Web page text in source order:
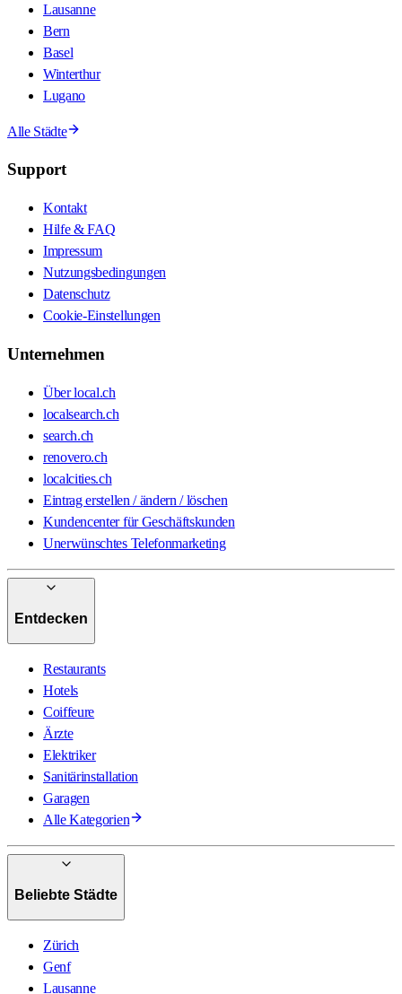
Lausanne
Bern
Basel
Winterthur
Lugano
Alle Städte
Support
Kontakt
Hilfe & FAQ
Impressum
Nutzungsbedingungen
Datenschutz
Cookie-Einstellungen
Unternehmen
Über local.ch
localsearch.ch
search.ch
renovero.ch
localcities.ch
Eintrag erstellen / ändern / löschen
Kundencenter für Geschäftskunden
Unerwünschtes Telefonmarketing
Entdecken
Restaurants
Hotels
Coiffeure
Ärzte
Elektriker
Sanitärinstallation
Garagen
Alle Kategorien
Beliebte Städte
Zürich
Genf
Lausanne